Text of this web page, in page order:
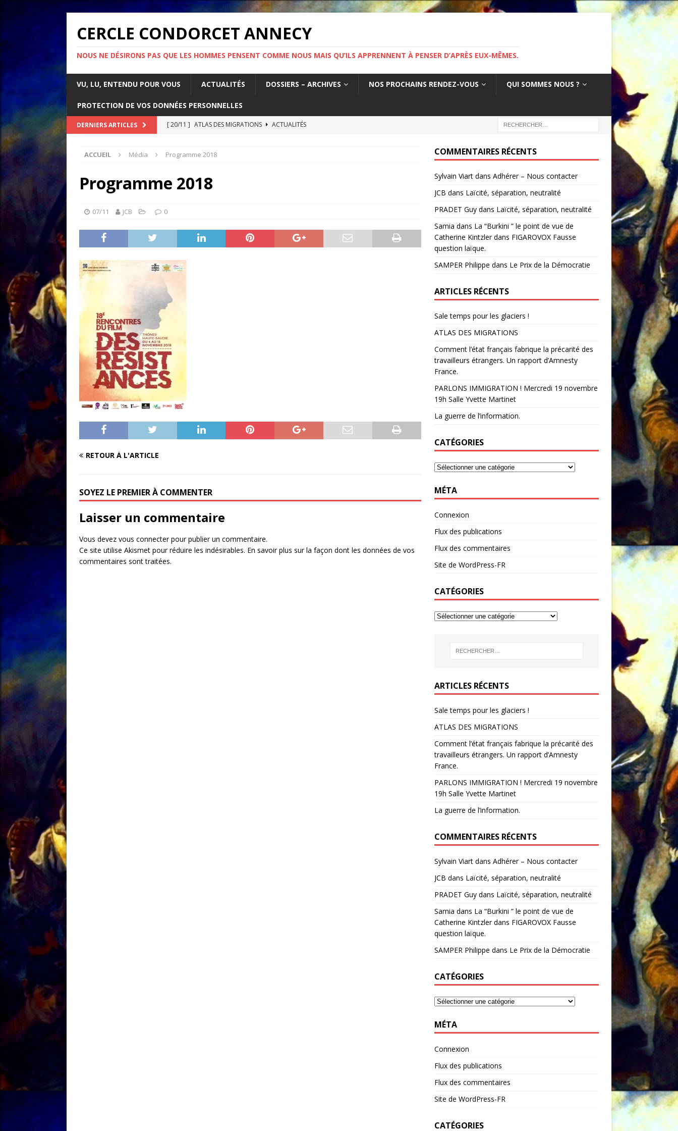
CERCLE CONDORCET ANNECY
NOUS NE DÉSIRONS PAS QUE LES HOMMES PENSENT COMME NOUS MAIS QU’ILS APPRENNENT À PENSER D’APRÈS EUX-MÊMES.
VU, LU, ENTENDU POUR VOUS ACTUALITÉS DOSSIERS – ARCHIVES NOS PROCHAINS RENDEZ-VOUS QUI SOMMES NOUS ?
PROTECTION DE VOS DONNÉES PERSONNELLES
DERNIERS ARTICLES [ 20/11 ] ATLAS DES MIGRATIONS
ACTUALITÉS
rapport d’Amnesty France.
[ 21/10 ]
PARLONS IMMIGRATION ! Mercredi 19 novembre 19h Salle Yvette Martinet
[ 05/05 ]
ACCUEIL Média Programme 2018
Programme 2018
07/11 JCB 0
RETOUR À L'ARTICLE
SOYEZ LE PREMIER À COMMENTER
Laisser un commentaire
Vous devez vous connecterpour publier un commentaire.
Ce site utilise Akismet pour réduire les indésirables. En savoir plus sur la façon dont les données de vos
commentaires sont traitées.
COMMENTAIRES RÉCENTS
Sylvain Viartdans Adhérer – Nous contacter
JCB dans Laïcité, séparation, neutralité
PRADET Guydans Laïcité, séparation, neutralité
Samia dans La “Burkini ” le point de vue de
Catherine Kintzler dans FIGAROVOX Fausse
question laïque.
SAMPER Philippe dans Le Prix de la Démocratie
ARTICLES RÉCENTS
Sale temps pour les glaciers !
ATLAS DES MIGRATIONS
Comment l’état français fabrique la précarité des
travailleurs étrangers. Un rapport d’Amnesty
France.
PARLONS IMMIGRATION ! Mercredi 19 novembre
19h Salle Yvette Martinet
La guerre de l’information.
CATÉGORIES
MÉTA
Connexion
Flux des publications
Flux des commentaires
Site de WordPress-FR
CATÉGORIES
ARTICLES RÉCENTS
Sale temps pour les glaciers !
ATLAS DES MIGRATIONS
Comment l’état français fabrique la précarité des
travailleurs étrangers. Un rapport d’Amnesty
France.
PARLONS IMMIGRATION ! Mercredi 19 novembre
19h Salle Yvette Martinet
La guerre de l’information.
COMMENTAIRES RÉCENTS
Sylvain Viartdans Adhérer – Nous contacter
JCB dans Laïcité, séparation, neutralité
PRADET Guydans Laïcité, séparation, neutralité
Samia dans La “Burkini ” le point de vue de
Catherine Kintzler dans FIGAROVOX Fausse
question laïque.
SAMPER Philippe dans Le Prix de la Démocratie
CATÉGORIES
MÉTA
Connexion
Flux des publications
Flux des commentaires
Site de WordPress-FR
CATÉGORIES